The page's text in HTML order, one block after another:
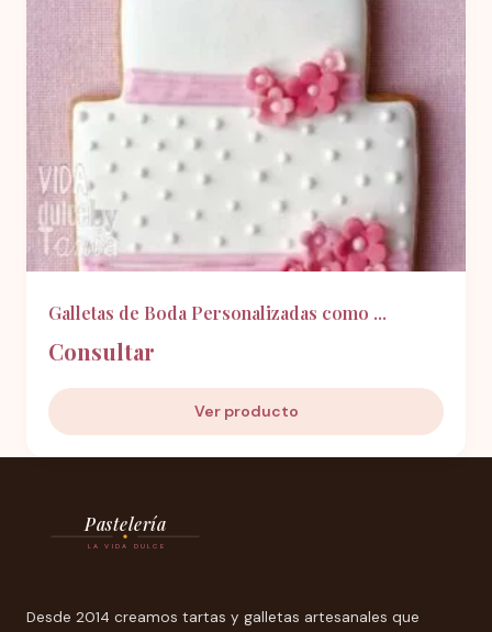
Galletas de Boda Personalizadas como ...
Consultar
Ver producto
Pastelería
LA VIDA DULCE
Desde 2014 creamos tartas y galletas artesanales que